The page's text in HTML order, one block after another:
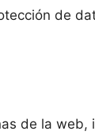
de
de la